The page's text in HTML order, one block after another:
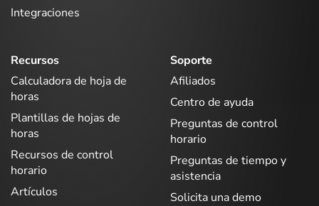
Integraciones
Recursos
Calculadora de hoja de
horas
Plantillas de hojas de
horas
Recursos de control
horario
Artículos
Soporte
Afiliados
Centro de ayuda
Preguntas de control
horario
Preguntas de tiempo y
asistencia
Solicita una demo